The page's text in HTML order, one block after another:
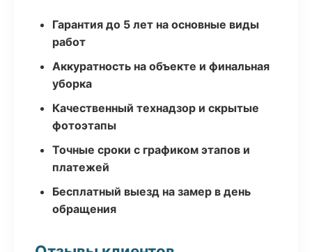
Гарантия до 5 лет на основные виды
работ
Аккуратность на объекте и финальная
уборка
Качественный технадзор и скрытые
фотоэтапы
Точные сроки с графиком этапов и
платежей
Бесплатный выезд на замер в день
обращения